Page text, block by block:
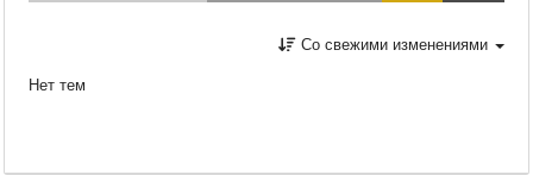
Со свежими изменениями
Нет тем